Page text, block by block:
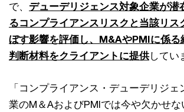
で、 デューデリジェンス対象企業が潜
るコンプライアンスリスクと当該リス
ぼす影響を評価し、M&AやPMIに係る
判断材料をクライアントに提供してい
「コンプライアンス・デューデリジ
業のM＆AおよびPMIでは今や欠かせ